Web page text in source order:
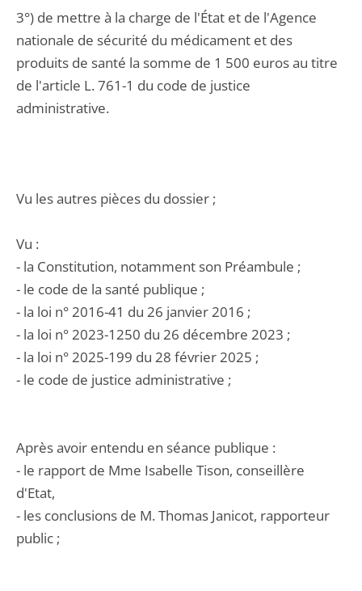
3°) de mettre à la charge de l'État et de l'Agence
nationale de sécurité du médicament et des
produits de santé la somme de 1 500 euros au titre
de l'article L. 761-1 du code de justice
administrative.
Vu les autres pièces du dossier ;
Vu :
- la Constitution, notamment son Préambule ;
- le code de la santé publique ;
- la loi n° 2016-41 du 26 janvier 2016 ;
- la loi n° 2023-1250 du 26 décembre 2023 ;
- la loi n° 2025-199 du 28 février 2025 ;
- le code de justice administrative ;
Après avoir entendu en séance publique :
- le rapport de Mme Isabelle Tison, conseillère
d'Etat,
- les conclusions de M. Thomas Janicot, rapporteur
public ;